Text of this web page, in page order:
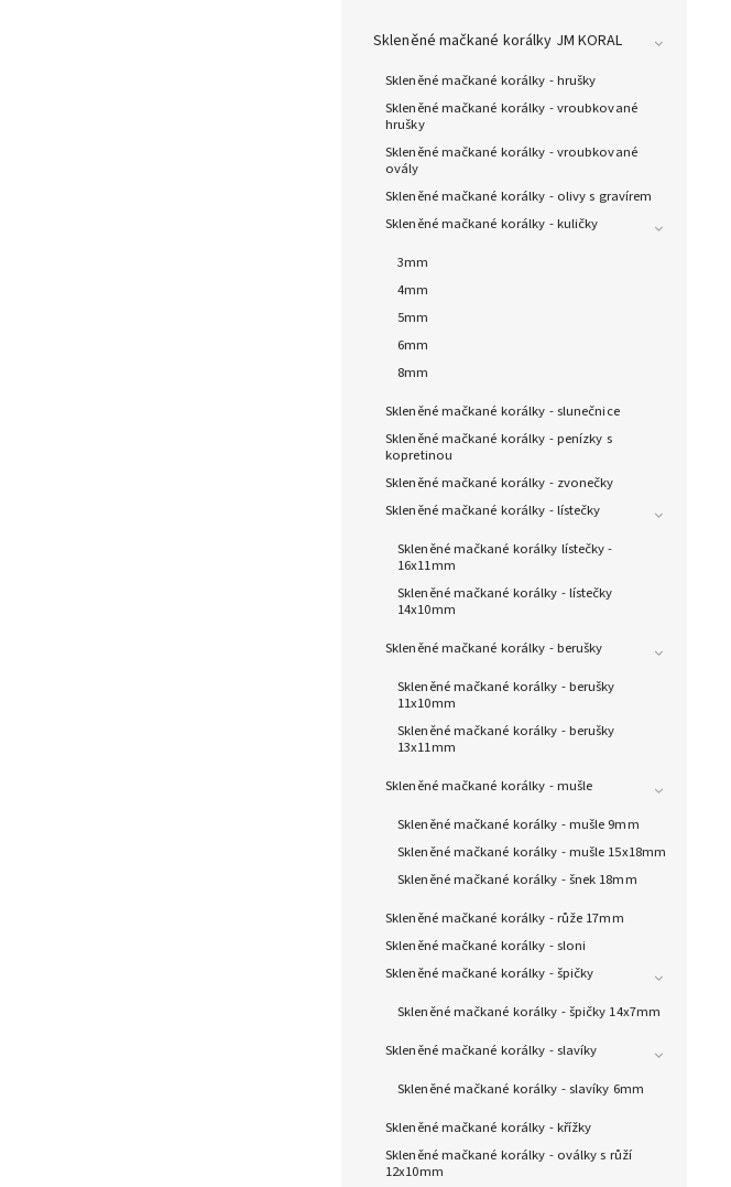
Skleněné mačkané korálky JM KORAL
Skleněné mačkané korálky - hrušky
Skleněné mačkané korálky - vroubkované
hrušky
Skleněné mačkané korálky - vroubkované
ovály
Skleněné mačkané korálky - olivy s gravírem
Skleněné mačkané korálky - kuličky
3mm
4mm
5mm
6mm
8mm
Skleněné mačkané korálky - slunečnice
Skleněné mačkané korálky - penízky s
kopretinou
Skleněné mačkané korálky - zvonečky
Skleněné mačkané korálky - lístečky
Skleněné mačkané korálky lístečky -
16x11mm
Skleněné mačkané korálky - lístečky
14x10mm
Skleněné mačkané korálky - berušky
Skleněné mačkané korálky - berušky
11x10mm
Skleněné mačkané korálky - berušky
13x11mm
Skleněné mačkané korálky - mušle
Skleněné mačkané korálky - mušle 9mm
Skleněné mačkané korálky - mušle 15x18mm
Skleněné mačkané korálky - šnek 18mm
Skleněné mačkané korálky - růže 17mm
Skleněné mačkané korálky - sloni
Skleněné mačkané korálky - špičky
Skleněné mačkané korálky - špičky 14x7mm
Skleněné mačkané korálky - slavíky
Skleněné mačkané korálky - slavíky 6mm
Skleněné mačkané korálky - křížky
Skleněné mačkané korálky - oválky s růží
12x10mm